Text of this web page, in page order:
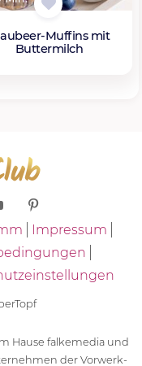
Muffins mit
Buttermilch
Impressum
Hause falkemedia und
der Vorwerk-